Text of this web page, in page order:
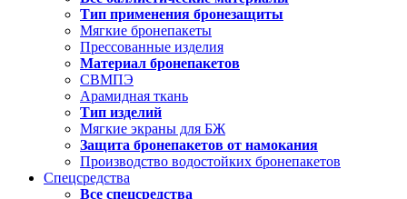
Тип применения бронезащиты
Мягкие бронепакеты
Прессованные изделия
Материал бронепакетов
СВМПЭ
Арамидная ткань
Тип изделий
Мягкие экраны для БЖ
Защита бронепакетов от намокания
Производство водостойких бронепакетов
Спецсредства
Все спецсредства